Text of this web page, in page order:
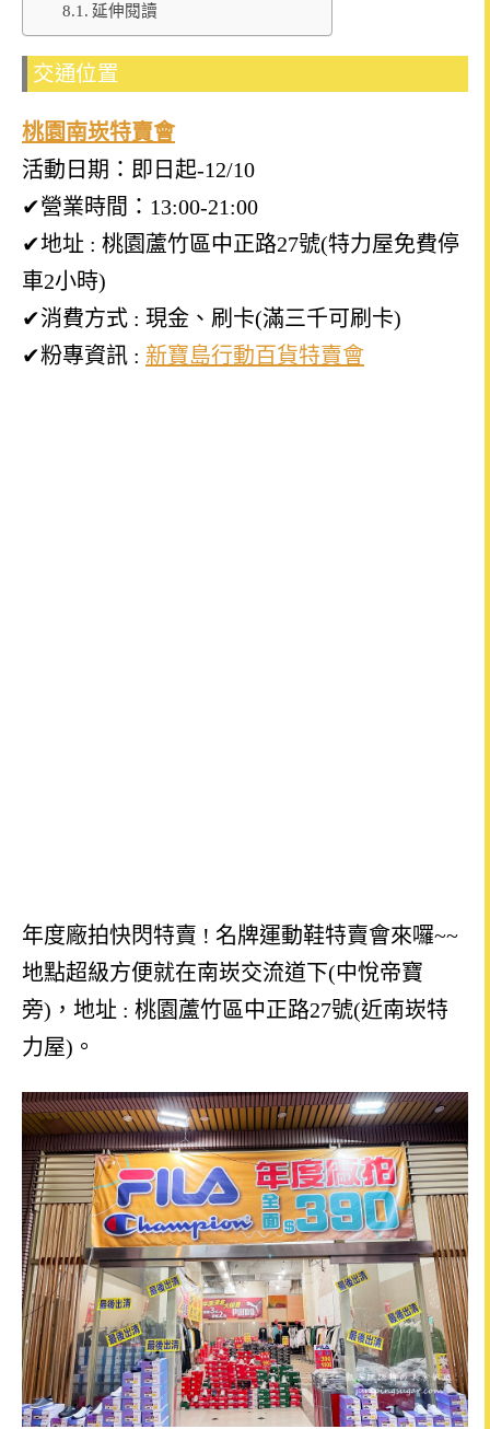
延伸閱讀
交通位置
桃園南崁特賣會
活動日期：即日起-12/10
✔營業時間：13:00-21:00
✔地址 : 桃園蘆竹區中正路27號(特力屋免費停
車2小時)
✔消費方式 : 現金 、刷卡(滿三千可刷卡)
✔粉專資訊 : 新寶島行動百貨特賣會
年度廠拍快閃特賣 ! 名牌運動鞋特賣會來囉~~
地點超級方便就在南崁交流道下(中悅帝寶
旁)，地址 : 桃園蘆竹區中正路27號(近南崁特
力屋) 。